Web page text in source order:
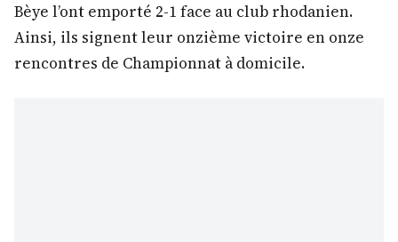
Bèye l’ont emporté 2-1 face au club rhodanien.
Ainsi, ils signent leur onzième victoire en onze
rencontres de Championnat à domicile.